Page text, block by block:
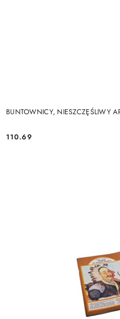
BUNTOWNICY, NIESZCZĘŚLIWY
Cena:
110.69